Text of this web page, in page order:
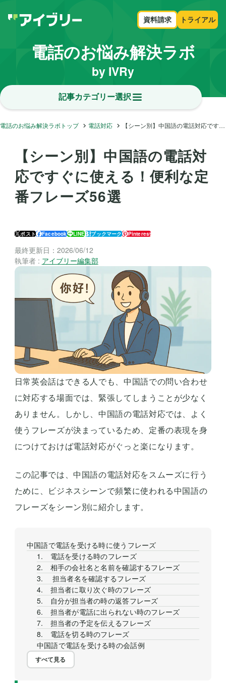
資料請求 トライアル
電話のお悩み解決ラボ
by IVRy
記事カテゴリー選択
電話のお悩み解決ラボトップ 電話対応 【シーン別】中国語の電話対応ですぐに使える！便利な定番フレーズ56選
【シーン別】中国語の電話対
応ですぐに使える！便利な定
番フレーズ56選
ポスト Facebook LINE ブックマーク Pinterest
最終更新日： 2026/06/12
執筆者 : アイブリー編集部
日常英会話はできる人でも、中国語での問い合わせ
に対応する場面では、緊張してしまうことが少なく
ありません。しかし、中国語の電話対応では、よく
使うフレーズが決まっているため、定番の表現を身
につけておけば電話対応がぐっと楽になります。
この記事では、中国語の電話対応をスムーズに行う
ために、ビジネスシーンで頻繁に使われる中国語の
フレーズをシーン別に紹介します。
中国語で電話を受ける時に使うフレーズ
1. 電話を受ける時のフレーズ
2. 相手の会社名と名前を確認するフレーズ
3. 担当者名を確認するフレーズ
4. 担当者に取り次ぐ時のフレーズ
5. 自分が担当者の時の返答フレーズ
6. 担当者が電話に出られない時のフレーズ
7. 担当者の予定を伝えるフレーズ
8. 電話を切る時のフレーズ
中国語で電話を受ける時の会話例
すべて見る